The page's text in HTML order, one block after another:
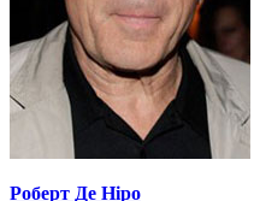
Роберт Де Ніро